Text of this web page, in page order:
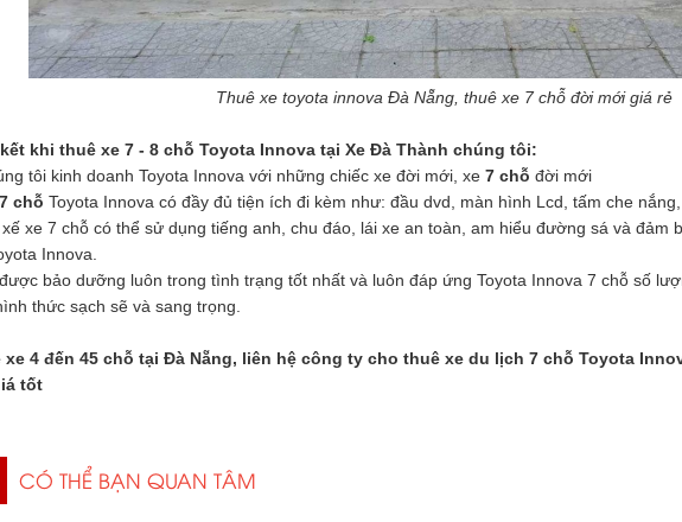
Thuê xe toyota innova Đà Nẵng, thuê xe 7 chỗ đời mới giá rẻ
khi thuê xe 7 - 8 chỗ Toyota Innova tại Xe Đà Thành chúng tôi:
tôi kinh doanh Toyota Innova với những chiếc xe đời mới, xe 7 chỗ đời mới
7 chỗ Toyota Innova có đầy đủ tiện ích đi kèm như: đầu dvd, màn hình Lcd, tấm che nắng,
xe 7 chỗ có thể sử dụng tiếng anh, chu đáo, lái xe an toàn, am hiểu đường sá và đảm
Innova.
bảo dưỡng luôn trong tình trạng tốt nhất và luôn đáp ứng Toyota Innova 7 chỗ số
thức sạch sẽ và sang trọng.
xe 4 đến 45 chỗ tại Đà Nẵng, liên hệ công ty cho thuê xe du lịch 7 chỗ Toyota
tốt
CÓ THỂ BẠN QUAN TÂM